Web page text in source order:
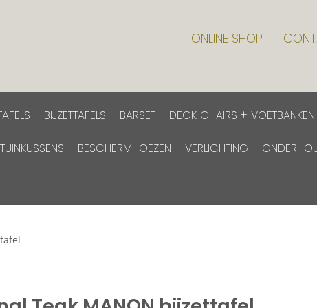
ONLINE SHOP
BIJZETTAFELS BARSET DECK CHAIRS + VOETBANKEN
TUINKUSSENS BESCHERMHOEZEN VERLICHTING